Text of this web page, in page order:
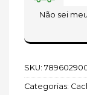
Não sei
SKU:
Categorias: